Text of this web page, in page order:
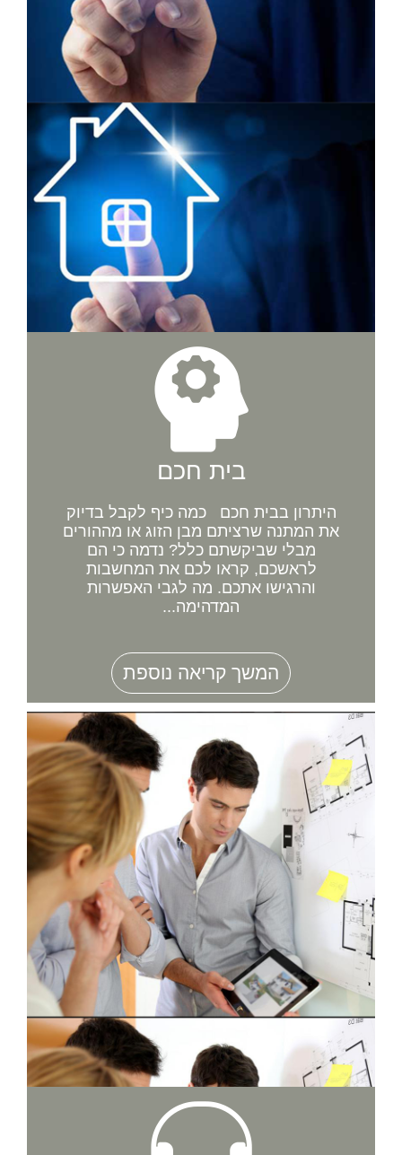
בית חכם
היתרון בבית חכם כמה כיף לקבל בדיוק
את המתנה שרציתם מבן הזוג או מההורים
מבלי שביקשתם כלל? נדמה כי הם
לראשכם, קראו לכם את המחשבות
והרגישו אתכם. מה לגבי האפשרות
המדהימה...
המשך קריאה נוספת